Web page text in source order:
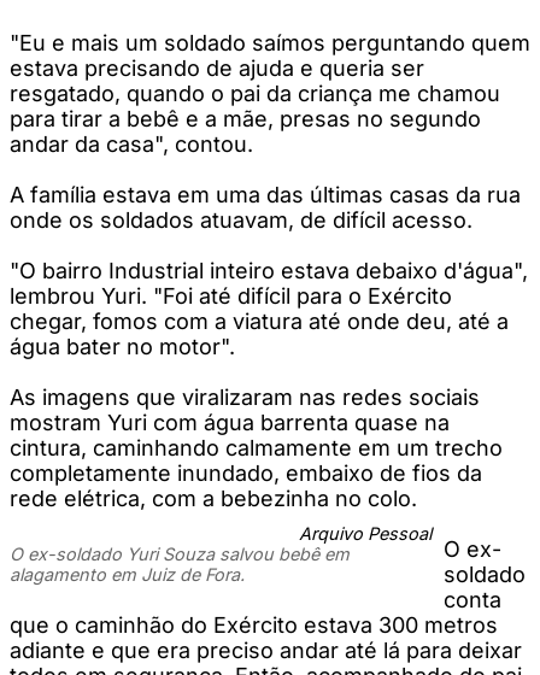
"Eu e mais um soldado saímos perguntando quem
estava precisando de ajuda e queria ser
resgatado, quando o pai da criança me chamou
para tirar a bebê e a mãe, presas no segundo
andar da casa", contou.
A família estava em uma das últimas casas da rua
onde os soldados atuavam, de difícil acesso.
"O bairro Industrial inteiro estava debaixo d'água",
lembrou Yuri. "Foi até difícil para o Exército
chegar, fomos com a viatura até onde deu, até a
água bater no motor".
As imagens que viralizaram nas redes sociais
mostram Yuri com água barrenta quase na
cintura, caminhando calmamente em um trecho
completamente inundado, embaixo de fios da
rede elétrica, com a bebezinha no colo.
Arquivo Pessoal
O ex-soldado Yuri Souza salvou bebê em
alagamento em Juiz de Fora.
O ex-
soldado
conta
que o caminhão do Exército estava 300 metros
adiante e que era preciso andar até lá para deixar